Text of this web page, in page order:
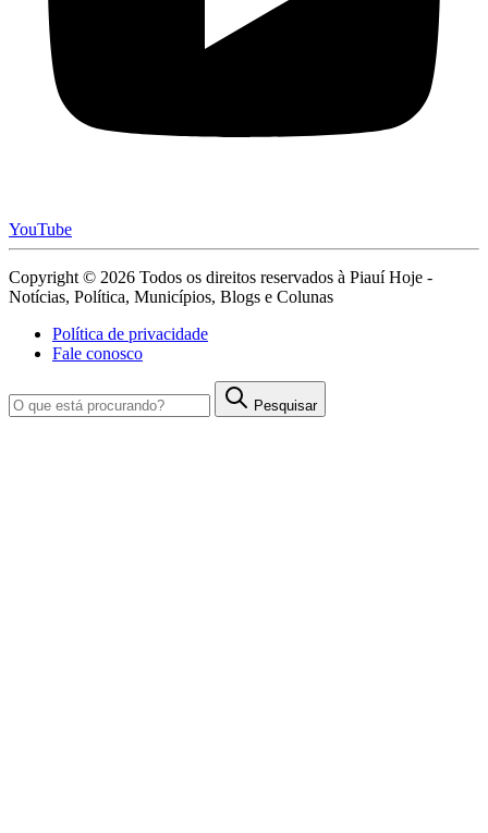
YouTube
Copyright © 2026 Todos os direitos reservados à Piauí Hoje -
Notícias, Política, Municípios, Blogs e Colunas
Política de privacidade
Fale conosco
Pesquisar